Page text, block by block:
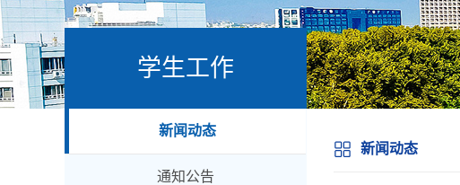
学生工作
新闻动态
通知公告
新闻动态